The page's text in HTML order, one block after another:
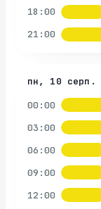
18:00
21:00
пн, 10 серп.
00:00
03:00
06:00
09:00
12:00